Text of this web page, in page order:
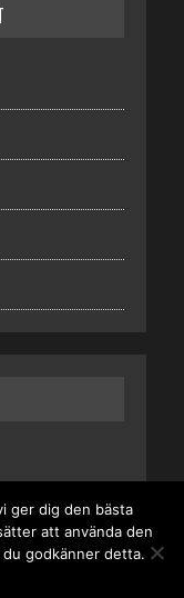
ger dig den bästa
att använda den
godkänner detta.